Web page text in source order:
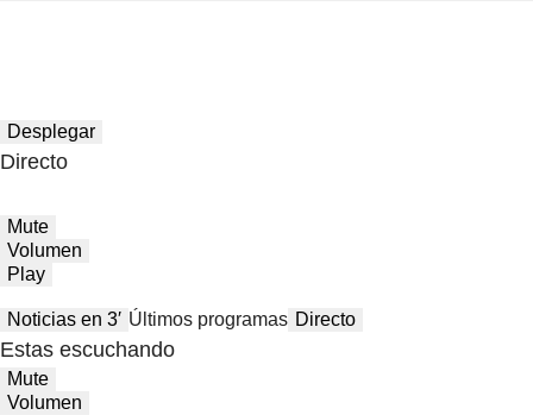
Desplegar
Directo
Mute
Volumen
Play
Noticias en 3′ Últimos programas Directo
Estas escuchando
Mute
Volumen